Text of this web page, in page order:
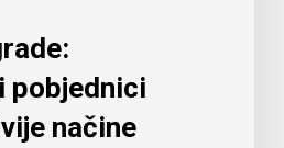
pobjednici
načine